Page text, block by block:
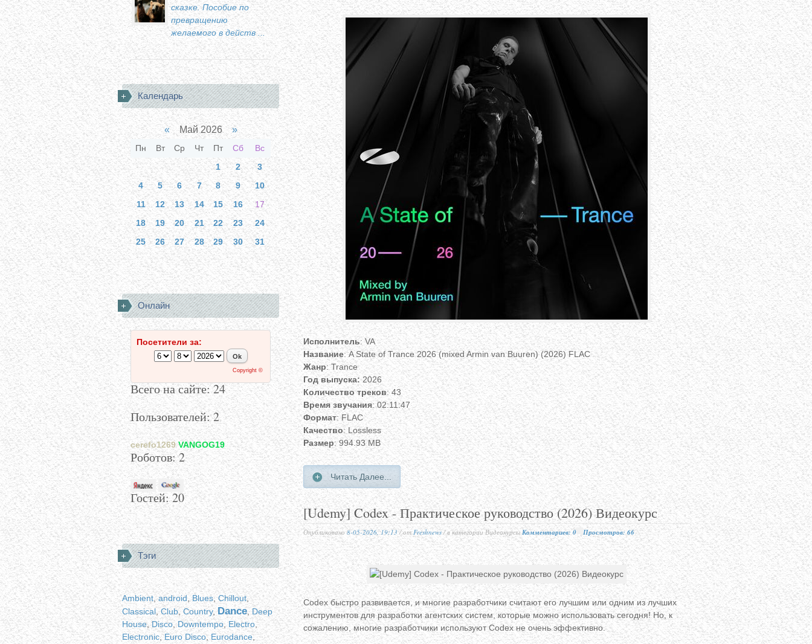
сказке. Пособие по
превращению
желаемого в действ ...
Календарь
«Май 2026»
Пн Вт Ср Чт Пт Сб
Вс
1
2
3
4
5 6 7 8 9
10
11
12 13 14 15 16
17
18
19 20 21 22 23
24
25
26 27 28 29 30 31
Онлайн
Посетители за:
Copyright ©
Всего на сайте: 24
Пользователей: 2
cerefo1269 VANGOG19
Роботов: 2
Гостей:20
Тэги
Ambient,android,Blues,Chillout,
Classical,Club,Country,Dance, Deep
House,Disco,Downtempo,Electro,
Electronic,Euro Disco, Eurodance,
Исполнитель: VA
Название: A State of Trance 2026 (mixed Armin van Buuren) (2026) FLAC
Жанр: Trance
Год выпуска:2026
Количество треков: 43
Время звучания: 02:11:47
Формат: FLAC
Качество: Lossless
Размер: 994.93 MB
Читать Далее...
[Udemy] Codex - Практическое руководство (2026) Видеокурс
Опубликовано 8-05-2026, 19:13/ от Freshnews/ в категории ВидеокурсыКомментариев: 0 Просмотров: 66
Codex быстро развивается, и многие разработчики считают его лучшим или одним из лучших
инструментов для разработки агентских систем, которые можно использовать сегодня! Но, к
сожалению, многие разработчики используют Codex не очень эффективно.